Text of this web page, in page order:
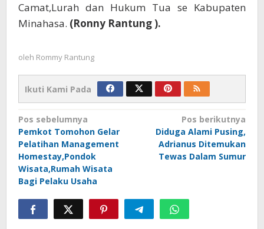
Camat,Lurah dan Hukum Tua se Kabupaten
Minahasa. (Ronny Rantung ).
oleh Rommy Rantung
Ikuti Kami Pada
Navigasi
pos
Pos sebelumnya
Pemkot Tomohon Gelar
Pelatihan Management
Homestay,Pondok
Wisata,Rumah Wisata
Bagi Pelaku Usaha
Pos berikutnya
Diduga Alami Pusing,
Adrianus Ditemukan
Tewas Dalam Sumur